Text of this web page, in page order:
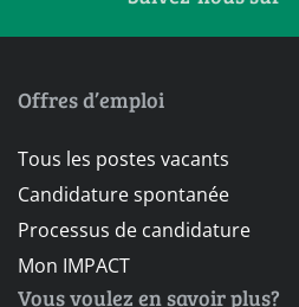
Offres d’emploi
Tous les postes vacants
Candidature spontanée
Processus de candidature
Mon IMPACT
Vous voulez en savoir plus?